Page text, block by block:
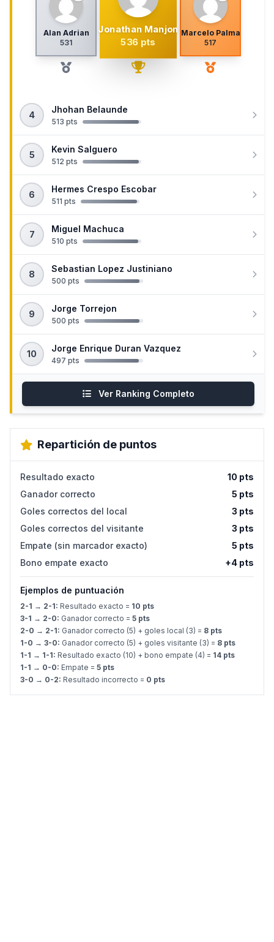
Alan Adrian
531
Jonathan Manjon
536 pts
Marcelo Palma
517
4
Jhohan Belaunde
513 pts
5
Kevin Salguero
512 pts
6
Hermes Crespo Escobar
511 pts
7
Miguel Machuca
510 pts
8
Sebastian Lopez Justiniano
500 pts
9
Jorge Torrejon
500 pts
10
Jorge Enrique Duran Vazquez
497 pts
Ver Ranking Completo
Repartición de puntos
Resultado exacto
10 pts
Ganador correcto
5 pts
Goles correctos del local
3 pts
Goles correctos del visitante
3 pts
Empate (sin marcador exacto)
5 pts
Bono empate exacto
+4 pts
Ejemplos de puntuación
2-1 → 2-1: Resultado exacto = 10 pts
3-1 → 2-0: Ganador correcto = 5 pts
2-0 → 2-1: Ganador correcto (5) + goles local (3) = 8 pts
1-0 → 3-0: Ganador correcto (5) + goles visitante (3) = 8 pts
1-1 → 1-1: Resultado exacto (10) + bono empate (4) = 14 pts
1-1 → 0-0: Empate = 5 pts
3-0 → 0-2: Resultado incorrecto = 0 pts